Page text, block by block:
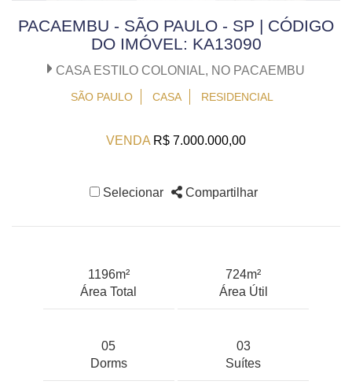
PACAEMBU - SÃO PAULO - SP | CÓDIGO
DO IMÓVEL: KA13090
CASA ESTILO COLONIAL, NO PACAEMBU
SÃO PAULO CASA RESIDENCIAL
VENDA R$ 7.000.000,00
Selecionar Compartilhar
1196m²
Área Total
724m²
Área Útil
05
Dorms
03
Suítes